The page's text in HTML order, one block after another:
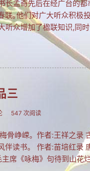
长孟奇先后在经广台的
联｡他们对广大听众积极
听众增加了楹联知识,同
三
547 次阅读
骨峥嵘。作者:王祥之
伴读书。 作者:苗培红录
《咏梅》句待到山花